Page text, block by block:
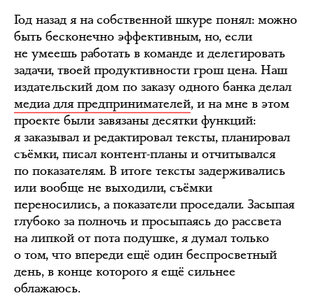
Год назад я на собственной шкуре понял: можно
быть бесконечно эффективным, но, если
не умеешь работать в команде и делегировать
задачи, твоей продуктивности грош цена. Наш
издательский дом по заказу одного банка делал
медиа для предпринимателей, и на мне в этом
проекте были завязаны десятки функций:
я заказывал и редактировал тексты, планировал
съёмки, писал контент-планы и отчитывался
по показателям. В итоге тексты задерживались
или вообще не выходили, съёмки
переносились, а показатели проседали. Засыпая
глубоко за полночь и просыпаясь до рассвета
на липкой от пота подушке, я думал только
о том, что впереди ещё один беспросветный
день, в конце которого я ещё сильнее
облажаюсь.